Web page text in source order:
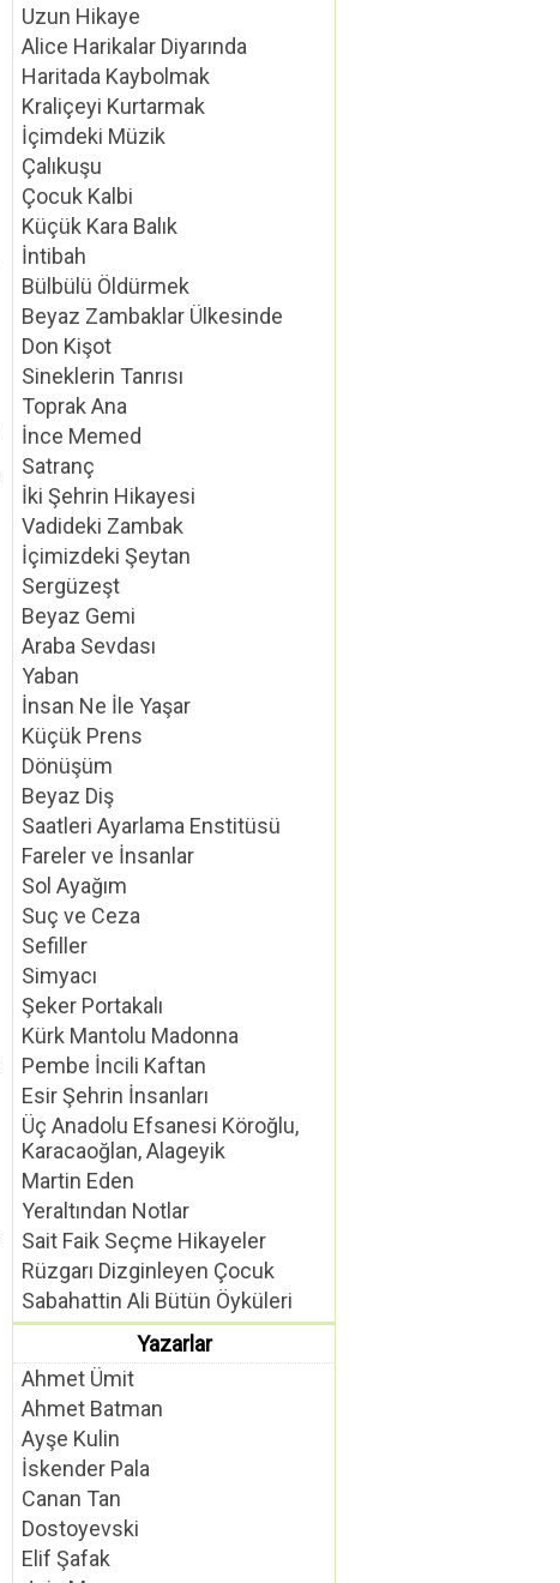
Uzun Hikaye
Alice Harikalar Diyarında
Haritada Kaybolmak
Kraliçeyi Kurtarmak
İçimdeki Müzik
Çalıkuşu
Çocuk Kalbi
Küçük Kara Balık
İntibah
Bülbülü Öldürmek
Beyaz Zambaklar Ülkesinde
Don Kişot
Sineklerin Tanrısı
Toprak Ana
İnce Memed
Satranç
İki Şehrin Hikayesi
Vadideki Zambak
İçimizdeki Şeytan
Sergüzeşt
Beyaz Gemi
Araba Sevdası
Yaban
İnsan Ne İle Yaşar
Küçük Prens
Dönüşüm
Beyaz Diş
Saatleri Ayarlama Enstitüsü
Fareler ve İnsanlar
Sol Ayağım
Suç ve Ceza
Sefiller
Simyacı
Şeker Portakalı
Kürk Mantolu Madonna
Pembe İncili Kaftan
Esir Şehrin İnsanları
Üç Anadolu Efsanesi Köroğlu,
Karacaoğlan, Alageyik
Martin Eden
Yeraltından Notlar
Sait Faik Seçme Hikayeler
Rüzgarı Dizginleyen Çocuk
Sabahattin Ali Bütün Öyküleri
Yazarlar
Ahmet Ümit
Ahmet Batman
Ayşe Kulin
İskender Pala
Canan Tan
Dostoyevski
Elif Şafak